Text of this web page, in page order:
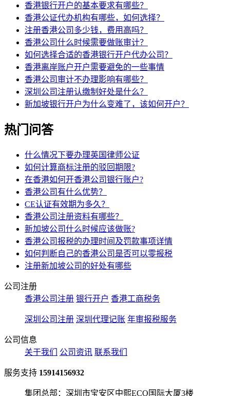
香港银行开户的基本要求有哪些？
香港公证代办机构有哪些，如何选择？
注册香港公司多少钱，费用高吗？
香港公司什么时候需要做账审计？
如何选择合适的香港银行开户代办公司？
香港离岸账户开户需要避免的一些事情
香港公司审计不办理影响有哪些？
深圳公司注册认缴制好处是什么？
新加坡银行开户为什么变难了，该如何开户？
热门问答
什么情况下要办理英国律师公证
如何计算商标注册的驳回期限?
在香港如何开香港公司银行账户?
香港公司有什么优势？
CE认证有效期为多久？
香港公司注册资料有哪些？
新加坡公司什么时候应该做账?
香港公司报税的办理时间及罚款事项详情
如何判断自己的香港公司是否可以零报税
注册新加坡公司的好处有哪些
公司注册
香港公司注册 银行开户 香港工商税务
深圳公司注册 深圳代理记账 年审报税服务
公司信息
关于我们
公司资讯 联系我们
服务支持 15914156932
集团总部：深圳市宝安区中熙ECO国际大厦3楼